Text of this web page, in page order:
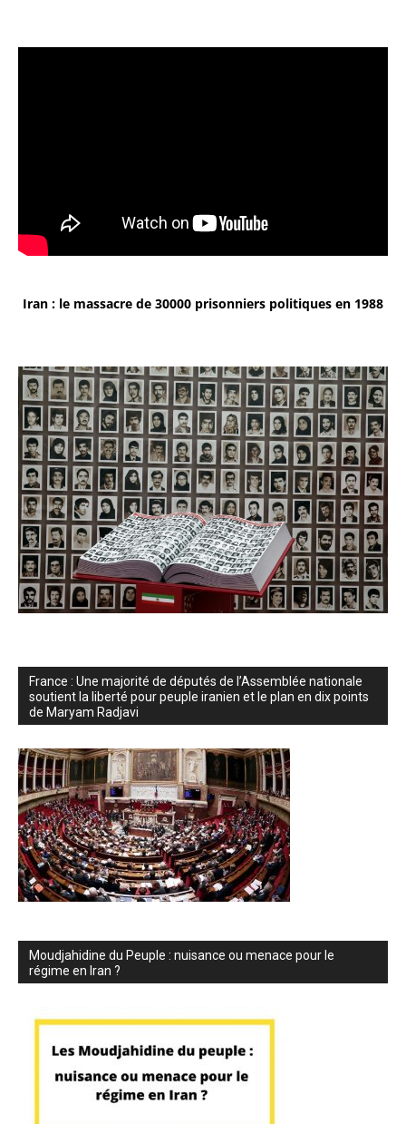
Iran : le massacre de 30000 prisonniers politiques en 1988
France : Une majorité de députés de l’Assemblée nationale
soutient la liberté pour peuple iranien et le plan en dix points
de Maryam Radjavi
Moudjahidine du Peuple : nuisance ou menace pour le
régime en Iran ?